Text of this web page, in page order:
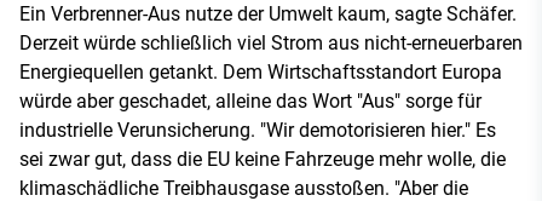
Ein Verbrenner-Aus nutze der Umwelt kaum, sagte Schäfer.
Derzeit würde schließlich viel Strom aus nicht-erneuerbaren
Energiequellen getankt. Dem Wirtschaftsstandort Europa
würde aber geschadet, alleine das Wort "Aus" sorge für
industrielle Verunsicherung. "Wir demotorisieren hier." Es
sei zwar gut, dass die EU keine Fahrzeuge mehr wolle, die
klimaschädliche Treibhausgase ausstoßen. "Aber die